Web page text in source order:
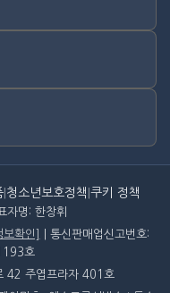
청소년보호정책 쿠키 정책
자명: 한창휘
보확인]
| 통신판매업신고번호:
호
42 주엽프라자 401호